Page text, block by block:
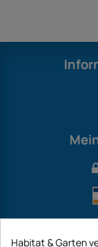
Habitat & Garten